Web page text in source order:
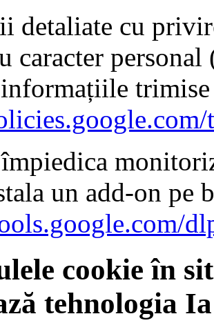
detaliate cu
caracter
un add-on pe
cookie în
tehnologia